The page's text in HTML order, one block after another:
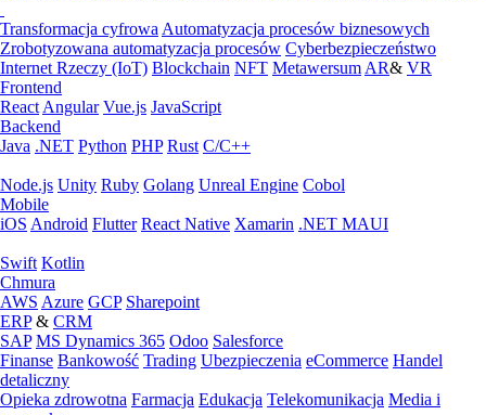
Transformacja cyfrowa Automatyzacja procesów biznesowych
Zrobotyzowana automatyzacja procesów Cyberbezpieczeństwo
Internet Rzeczy (IoT) Blockchain NFT Metawersum AR& VR
Frontend
React Angular Vue.js JavaScript
Backend
Java .NET Python PHP Rust C/C++
Node.js Unity Ruby Golang Unreal Engine Cobol
Mobile
iOS Android Flutter React Native Xamarin .NET MAUI
Swift Kotlin
Chmura
AWS Azure GCP Sharepoint
ERP& CRM
SAP MS Dynamics 365 Odoo Salesforce
Finanse Bankowość Trading Ubezpieczenia eCommerce Handel
detaliczny
Opieka zdrowotna Farmacja Edukacja Telekomunikacja Media i